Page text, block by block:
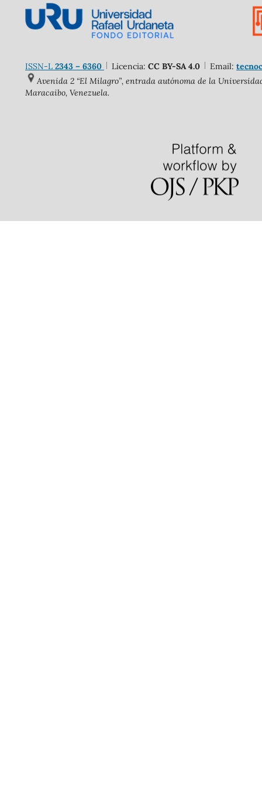
ISSN-L2343 – 6360 Licencia: CC BY-SA 4.0 Email:
Avenida 2 “El Milagro”, entrada autónoma de la
Maracaibo, Venezuela.